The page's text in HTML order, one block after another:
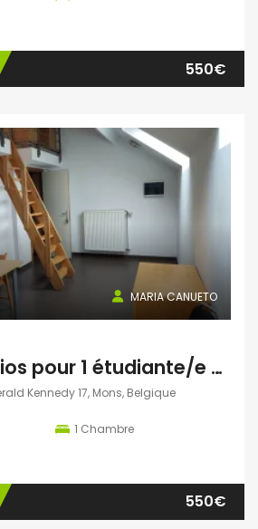
550€
MARIA CANUETO
2 Beaux studios pour 1 étudiante/e non domicilié/e à Mons
Kennedy 17, Mons, Belgique
1 Chambre
550€